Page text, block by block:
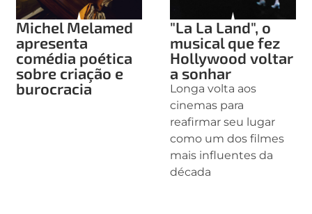
Michel Melamed
apresenta
comédia poética
sobre criação e
burocracia
"La La Land", o
musical que fez
Hollywood voltar
a sonhar
Longa volta aos
cinemas para
reafirmar seu lugar
como um dos filmes
mais influentes da
década